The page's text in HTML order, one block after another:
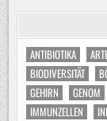
ANTIBIOTIKA
BIODIVERSITÄT
GEHIRN
GENOM
IMMUNZELLEN